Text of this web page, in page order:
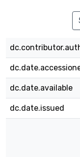
dc.date.available
dc.date.issued